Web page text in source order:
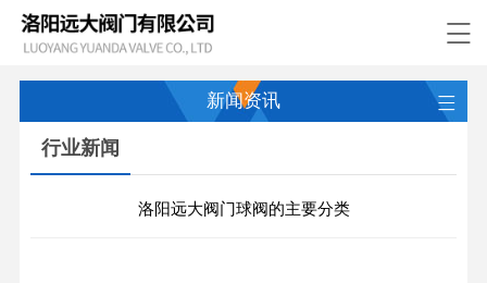
新闻资讯
行业新闻
洛阳远大阀门球阀的主要分类